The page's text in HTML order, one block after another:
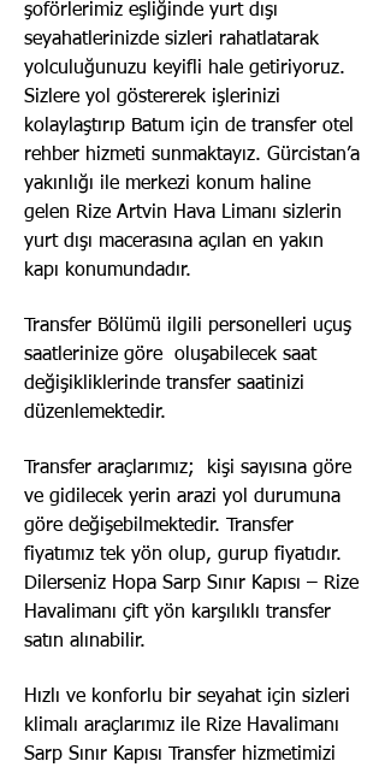
şoförlerimiz eşliğinde yurt dışı
seyahatlerinizde sizleri rahatlatarak
yolculuğunuzu keyifli hale getiriyoruz.
Sizlere yol göstererek işlerinizi
kolaylaştırıp Batum için de transfer otel
rehber hizmeti sunmaktayız. Gürcistan’a
yakınlığı ile merkezi konum haline
gelen Rize Artvin Hava Limanı sizlerin
yurt dışı macerasına açılan en yakın
kapı konumundadır.
Transfer Bölümü ilgili personelleri uçuş
saatlerinize göre oluşabilecek saat
değişikliklerinde transfer saatinizi
düzenlemektedir.
Transfer araçlarımız; kişi sayısına göre
ve gidilecek yerin arazi yol durumuna
göre değişebilmektedir. Transfer
fiyatımız tek yön olup, gurup fiyatıdır.
Dilerseniz Hopa Sarp Sınır Kapısı – Rize
Havalimanı çift yön karşılıklı transfer
satın alınabilir.
Hızlı ve konforlu bir seyahat için sizleri
klimalı araçlarımız ile Rize Havalimanı
Sarp Sınır Kapısı Transfer hizmetimizi